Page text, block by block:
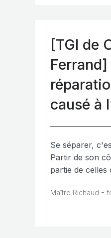
[TGI de
causé à
Se séparer,
Partir de son
partie de
Maître Richaud -